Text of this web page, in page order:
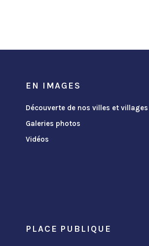
EN IMAGES
Découverte de nos villes et villages
Galeries photos
Vidéos
PLACE PUBLIQUE